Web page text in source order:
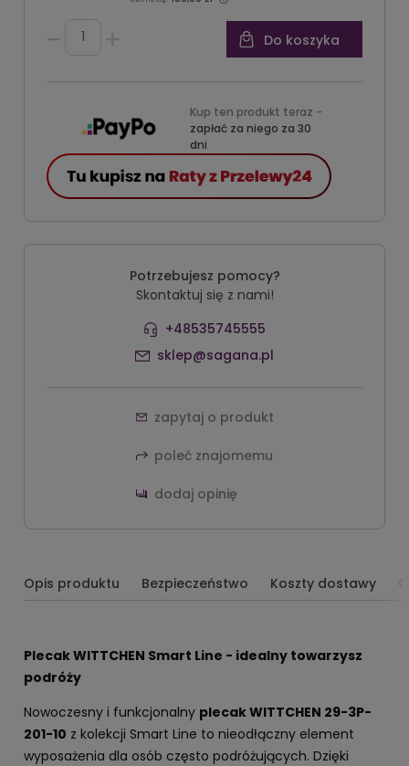
Do koszyka
Kup ten produkt teraz -
zapłać za niego za 30
dni
Potrzebujesz pomocy?
Skontaktuj się z nami!
+48535745555
sklep@sagana.pl
zapytaj o produkt
poleć znajomemu
dodaj opinię
Opis produktu Bezpieczeństwo Koszty dostawy
Plecak WITTCHEN Smart Line - idealny towarzysz
podróży
Nowoczesny i funkcjonalny plecak WITTCHEN 29-3P-
201-10 z kolekcji Smart Line to nieodłączny element
wyposażenia dla osób często podróżujących. Dzięki